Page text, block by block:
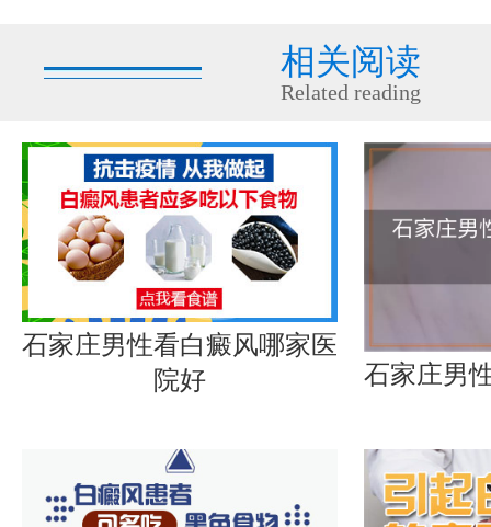
相关阅读
Related reading
石家庄男性看白癜风哪家医
院好
石家庄男